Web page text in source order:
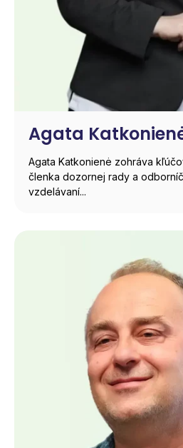
Agata
Agata Katkonienė zohráva
členka dozornej rady a
vzdelávaní...